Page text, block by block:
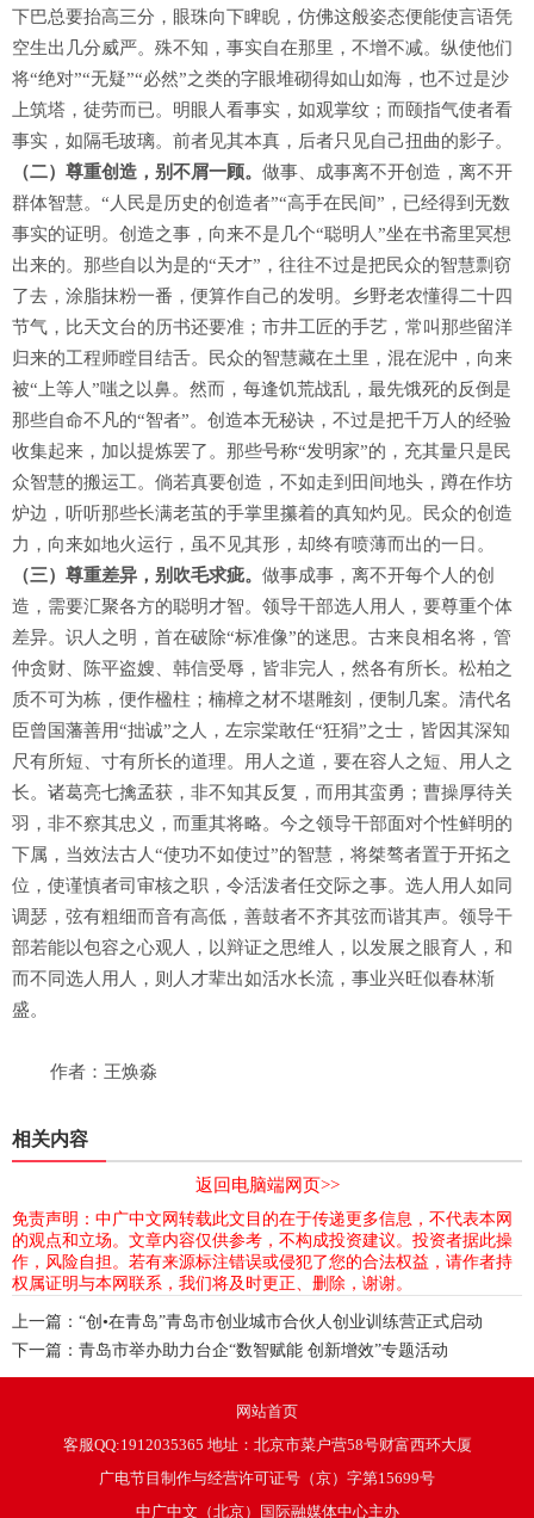
下巴总要抬高三分，眼珠向下睥睨，仿佛这般姿态便能使言语凭
空生出几分威严。殊不知，事实自在那里，不增不减。纵使他们
将“绝对”“无疑”“必然”之类的字眼堆砌得如山如海，也不过是沙
上筑塔，徒劳而已。明眼人看事实，如观掌纹；而颐指气使者看
事实，如隔毛玻璃。前者见其本真，后者只见自己扭曲的影子。
（二）尊重创造，别不屑一顾。 做事、成事离不开创造，离不开
群体智慧。“人民是历史的创造者”“高手在民间”，已经得到无数
事实的证明。创造之事，向来不是几个“聪明人”坐在书斋里冥想
出来的。那些自以为是的“天才”，往往不过是把民众的智慧剽窃
了去，涂脂抹粉一番，便算作自己的发明。乡野老农懂得二十四
节气，比天文台的历书还要准；市井工匠的手艺，常叫那些留洋
归来的工程师瞠目结舌。民众的智慧藏在土里，混在泥中，向来
被“上等人”嗤之以鼻。然而，每逢饥荒战乱，最先饿死的反倒是
那些自命不凡的“智者”。创造本无秘诀，不过是把千万人的经验
收集起来，加以提炼罢了。那些号称“发明家”的，充其量只是民
众智慧的搬运工。倘若真要创造，不如走到田间地头，蹲在作坊
炉边，听听那些长满老茧的手掌里攥着的真知灼见。民众的创造
力，向来如地火运行，虽不见其形，却终有喷薄而出的一日。
（三）尊重差异，别吹毛求疵。 做事成事，离不开每个人的创
造，需要汇聚各方的聪明才智。领导干部选人用人，要尊重个体
差异。识人之明，首在破除“标准像”的迷思。古来良相名将，管
仲贪财、陈平盗嫂、韩信受辱，皆非完人，然各有所长。松柏之
质不可为栋，便作楹柱；楠樟之材不堪雕刻，便制几案。清代名
臣曾国藩善用“拙诚”之人，左宗棠敢任“狂狷”之士，皆因其深知
尺有所短、寸有所长的道理。用人之道，要在容人之短、用人之
长。诸葛亮七擒孟获，非不知其反复，而用其蛮勇；曹操厚待关
羽，非不察其忠义，而重其将略。今之领导干部面对个性鲜明的
下属，当效法古人“使功不如使过”的智慧，将桀骜者置于开拓之
位，使谨慎者司审核之职，令活泼者任交际之事。选人用人如同
调瑟，弦有粗细而音有高低，善鼓者不齐其弦而谐其声。领导干
部若能以包容之心观人，以辩证之思维人，以发展之眼育人，和
而不同选人用人，则人才辈出如活水长流，事业兴旺似春林渐
盛。
作者：王焕淼
相关内容
返回电脑端网页>>
免责声明：中广中文网转载此文目的在于传递更多信息，不代表本网
的观点和立场。文章内容仅供参考，不构成投资建议。投资者据此操
作，风险自担。若有来源标注错误或侵犯了您的合法权益，请作者持
权属证明与本网联系，我们将及时更正、删除，谢谢。
上一篇： “创•在青岛”青岛市创业城市合伙人创业训练营正式启动
下一篇： 青岛市举办助力台企“数智赋能 创新增效”专题活动
网站首页
客服QQ:1912035365 地址：北京市菜户营58号财富西环大厦
广电节目制作与经营许可证号（京）字第15699号
中广中文（北京）国际融媒体中心主办